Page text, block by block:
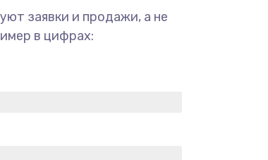
заявки и продажи, а не
в цифрах: